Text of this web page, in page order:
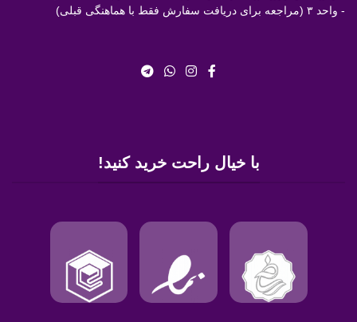
- واحد ۳ (مراجعه برای دریافت سفارش فقط با هماهنگی قبلی)
با خیال راحت خرید کنید!